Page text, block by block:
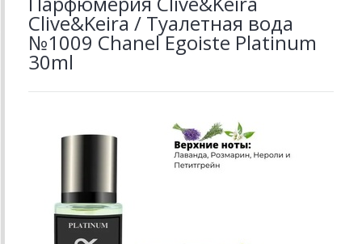
Clive&Keira / Туалетная вода
№1009 Chanel Egoiste Platinum
30ml